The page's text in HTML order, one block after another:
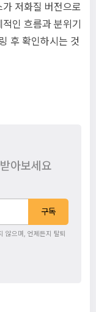
저화질 버전으로
인 흐름과 분위기
후 확인하시는 것
아보세요
구독
않으며, 언제든지 탈퇴